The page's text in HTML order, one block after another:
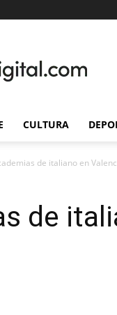
CULTURA
de italiano en
de